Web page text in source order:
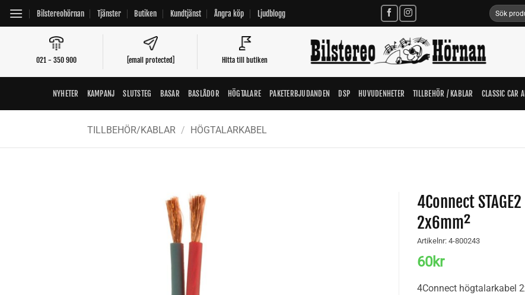
Skip
Bilstereohörnan Tjänster Butiken Kundtjänst Ångra köp Ljudblogg
Sök
efter:
021 - 350 900 [email protected] Hitta till butiken
NYHETER KAMPANJ SLUTSTEG BASAR BASLÅDOR HÖGTALARE PAKETERBJUDANDEN DSP HUVUDENHETER TILLBEHÖR / KABLAR CLASSIC CAR
TILLBEHÖR/KABLAR / HÖGTALARKABEL
4Connect
2x6mm²
Artikelnr: 4-800243
60kr
4Connect högtalarkabel